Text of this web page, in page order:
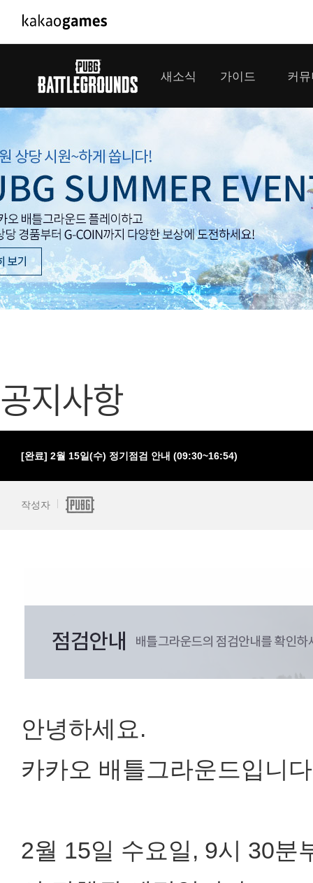
PC/모바일게임
도깨비의세계
아키에이지 워
아레스 : 라이즈 오브 가디언즈
배틀그라
패스 오브
패스 오브
모바일게임
우마무스메 프리티 더비
SMiniz
프렌즈팝콘
프렌즈타운
서비스
내정보
보안센터
새소식
이벤트
업데이트
대회소식
가이드 커
플레이
클랜
모집
공지사항
[완료] 2월 15일(수) 정기점검 안내 (09:30~16:54)
작성자
안녕하세요.
카카오 배틀그라운드입니
2월 15일 수요일, 9시 30분